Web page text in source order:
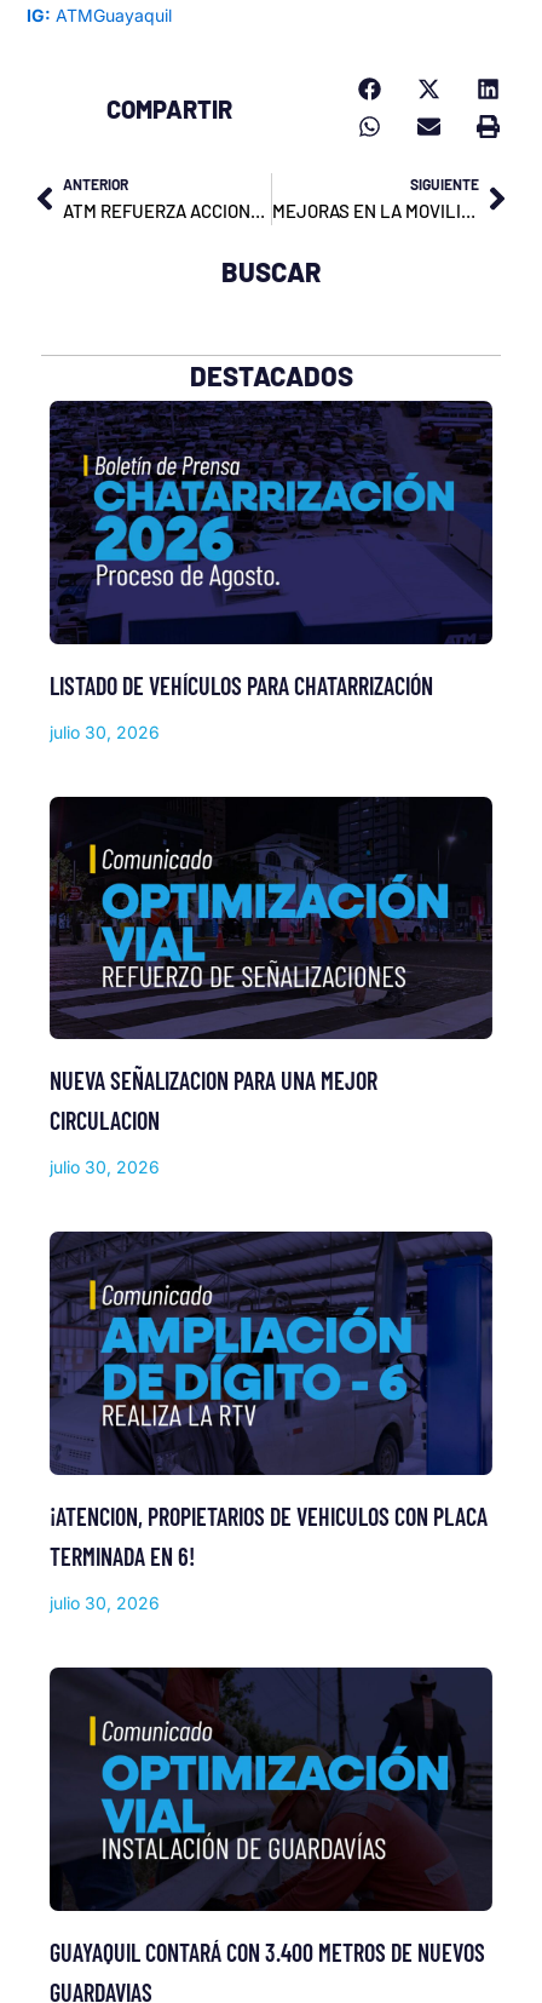
IG: ATMGuayaquil
COMPARTIR
Prev
ANTERIOR
ATM REFUERZA ACCIONES DE CONTROL JUNTO A POLICÍA Y FUERZAS ARMADAS
SIGUIENTE
MEJORAS EN LA MOVILIDAD DE LA AV.25 DE JULIO
BUSCAR
DESTACADOS
LISTADO DE VEHÍCULOS PARA CHATARRIZACIÓN
julio 30, 2026
NUEVA SEÑALIZACION PARA UNA MEJOR
CIRCULACION
julio 30, 2026
¡ATENCION, PROPIETARIOS DE VEHICULOS CON PLACA
TERMINADA EN 6!
julio 30, 2026
GUAYAQUIL CONTARÁ CON 3.400 METROS DE NUEVOS
GUARDAVIAS